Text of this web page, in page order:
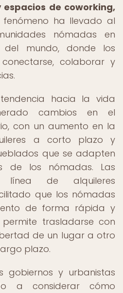
de coworking,
fenómeno ha llevado al
nómadas en
del mundo, donde los
colaborar y
hacia la vida
cambios en el
con un aumento en la
a corto plazo y
que se adapten
de los nómadas. Las
línea de alquileres
que los nómadas
de forma rápida y
trasladarse con
de un lugar a otro
plazo.
gobiernos y urbanistas
a considerar cómo